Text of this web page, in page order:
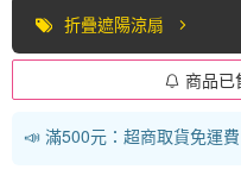
折疊遮陽涼扇
商品已
📣 滿500元：超商取貨免運費